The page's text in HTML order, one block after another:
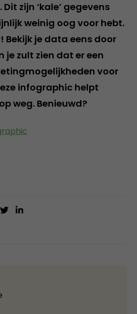
zijn ‘kale’ gegevens
weinig oog voor hebt.
Bekijk je data eens door
je zult zien dat er een
voor
infographic helpt
weg. Benieuwd?